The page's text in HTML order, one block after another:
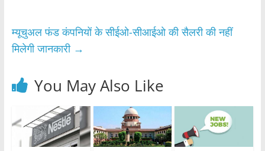
o
k
p
म्यूचुअल फंड कंपनियों के सीईओ-सीआईओ की सैलरी की नहीं
मिलेगी जानकारी →
You May Also Like